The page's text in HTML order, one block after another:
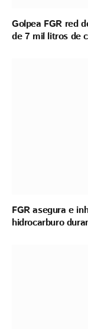
Golpea FGR red
de 7 mil litros de
FGR asegura e
hidrocarburo